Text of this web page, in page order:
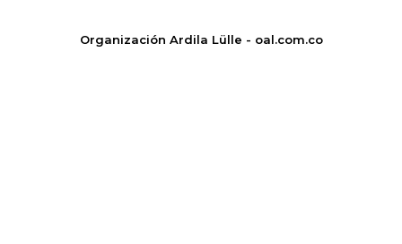
Organización Ardila Lülle - oal.com.co